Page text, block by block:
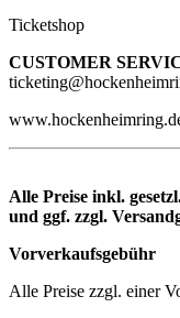
Ticketshop
CUSTOMER
Alle Preise inkl.
und ggf. zzgl.
Vorverkaufsgebühr
Alle Preise zzgl. einer